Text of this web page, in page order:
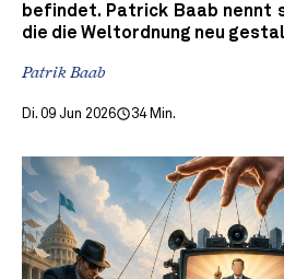
befindet. Patrick Baab nennt
die die Weltordnung neu
Patrik Baab
Di. 09 Jun 2026 34 Min.